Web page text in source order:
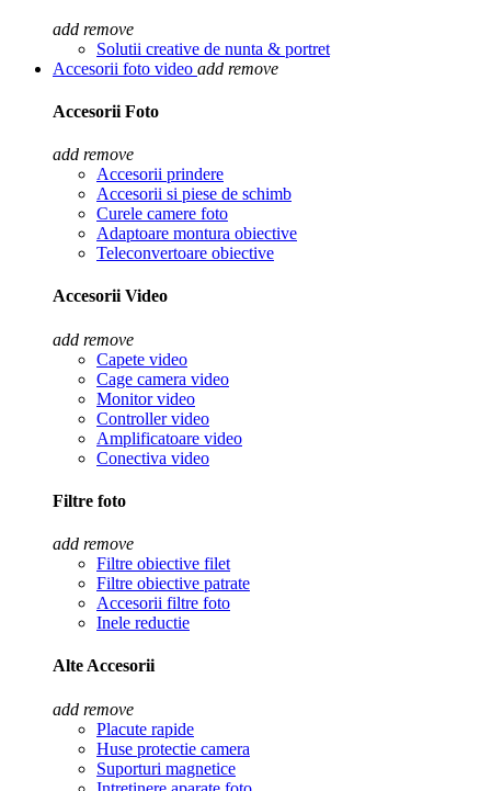
add remove
Solutii creative de nunta & portret
Accesorii foto video add remove
Accesorii Foto
add remove
Accesorii prindere
Accesorii si piese de schimb
Curele camere foto
Adaptoare montura obiective
Teleconvertoare obiective
Accesorii Video
add remove
Capete video
Cage camera video
Monitor video
Controller video
Amplificatoare video
Conectiva video
Filtre foto
add remove
Filtre obiective filet
Filtre obiective patrate
Accesorii filtre foto
Inele reductie
Alte Accesorii
add remove
Placute rapide
Huse protectie camera
Suporturi magnetice